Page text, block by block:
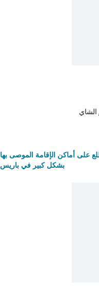
الشاي
على أماكن الإقامة الموصى بها
بشكل كبير في باريس